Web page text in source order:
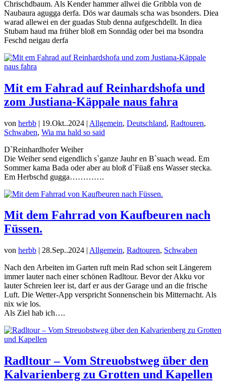
Chrischdbaum. Als Kender hammer allwei die Gribbla von de
Naubaura agugga derfa. Dös war daumals scha was bsonders. Diea
warad allewei en der guadas Stub denna aufgeschdellt. In diea
Stubam haud ma früher bloß em Sonndäg oder bei ma bsondra
Feschd neigau derfa
Mit em Fahrad auf Reinhardshofa und
zom Justiana-Käppale naus fahra
von herbb | 19.Okt..2024 | Allgemein, Deutschland, Radtouren,
Schwaben, Wia ma hald so said
D`Reinhardhofer Weiher
Die Weiher send eigendlich s`ganze Jauhr en B`suach wead. Em
Sommer kama Bada oder aber au bloß d`Füaß ens Wasser stecka.
Em Herbschd gugga………….
Mit dem Fahrrad von Kaufbeuren nach
Füssen.
von herbb | 28.Sep..2024 | Allgemein, Radtouren, Schwaben
Nach den Arbeiten im Garten ruft mein Rad schon seit Längerem
immer lauter nach einer schönen Radltour. Bevor der Akku vor
lauter Schreien leer ist, darf er aus der Garage und an die frische
Luft. Die Wetter-App verspricht Sonnenschein bis Mitternacht. Als
nix wie los.
Als Ziel hab ich….
Radltour – Vom Streuobstweg über den
Kalvarienberg zu Grotten und Kapellen